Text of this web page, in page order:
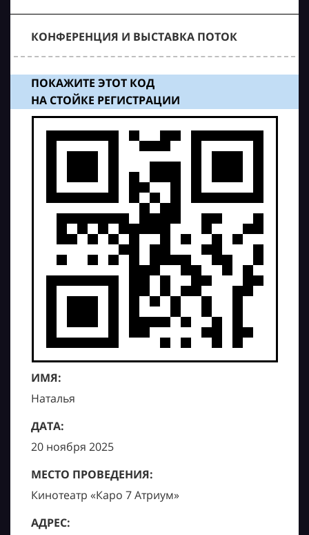
КОНФЕРЕНЦИЯ И ВЫСТАВКА ПОТОК
ПОКАЖИТЕ ЭТОТ КОД
НА СТОЙКЕ РЕГИСТРАЦИИ
ИМЯ:
Наталья
ДАТА:
20 ноября 2025
МЕСТО ПРОВЕДЕНИЯ:
Кинотеатр «Каро 7 Атриум»
АДРЕС: